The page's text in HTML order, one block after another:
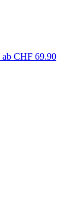
ab CHF 69.90